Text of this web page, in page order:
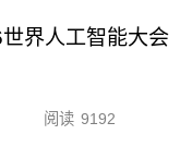
界人工智能大会
阅读 9192